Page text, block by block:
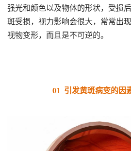
强光和颜色以及物体的形状，受损
斑受损，视力影响会很大，常常出
视物变形，而且是不可逆的。
01 引发黄斑病变的因